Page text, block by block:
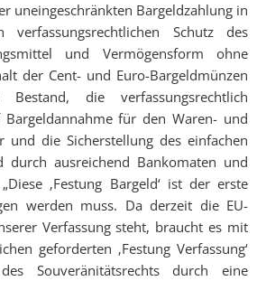
uneingeschränkten Bargeldzahlung in
verfassungsrechtlichen Schutz des
und Vermögensform ohne
der Cent- und Euro-Bargeldmünzen
die verfassungsrechtlich
für den Waren- und
und die Sicherstellung des einfachen
durch ausreichend Bankomaten und
‚Festung Bargeld‘ ist der erste
werden muss. Da derzeit die EU-
Verfassung steht, braucht es mit
geforderten ‚Festung Verfassung‘
Souveränitätsrechts durch eine